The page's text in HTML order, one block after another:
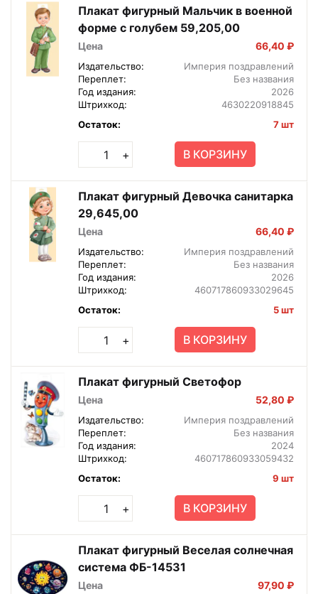
Плакат фигурный Мальчик в военной
форме с голубем 59,205,00
Цена 66,40 ₽
Издательство:
Империя поздравлений
Переплет:
Без названия
Год издания:
2026
Штрихкод:
4630220918845
Остаток:
7 шт
+ В КОРЗИНУ
Плакат фигурный Девочка санитарка
29,645,00
Цена 66,40 ₽
Издательство:
Империя поздравлений
Переплет:
Без названия
Год издания:
2026
Штрихкод:
460717860933029645
Остаток:
5 шт
+ В КОРЗИНУ
Плакат фигурный Светофор
Цена 52,80 ₽
Издательство:
Империя поздравлений
Переплет:
Без названия
Год издания:
2024
Штрихкод:
460717860933059432
Остаток:
9 шт
+ В КОРЗИНУ
Плакат фигурный Веселая солнечная
система ФБ-14531
Цена 97,90 ₽